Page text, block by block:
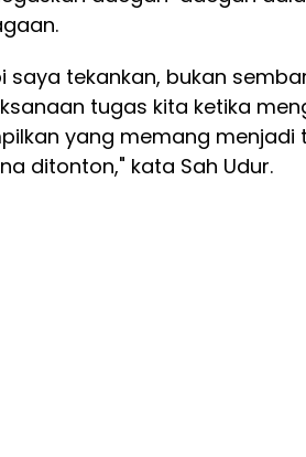
saya tekankan, bukan
tugas kita ketika
yang memang menjadi
ditonton," kata Sah Udur.